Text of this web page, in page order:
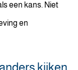
een kans. Niet
en
kijken